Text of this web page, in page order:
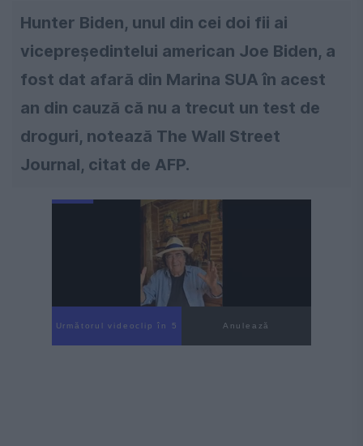
Hunter Biden, unul din cei doi fii ai
vicepreşedintelui american Joe Biden, a
fost dat afară din Marina SUA în acest
an din cauză că nu a trecut un test de
droguri, notează The Wall Street
Journal, citat de AFP.
Următorul videoclip în 4 Anulează